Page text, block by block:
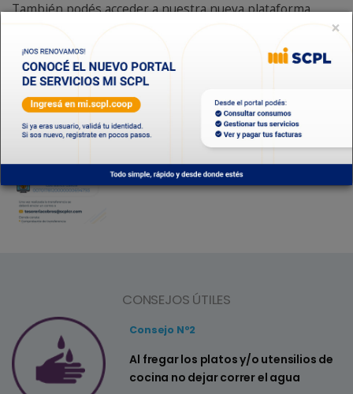
También podés acceder a nuestra nueva plataforma
GALERÍA DE IMÁGENES
CONSEJOS ÚTILES
Consejo Nº2
Al fregar los platos y/o utensilios de
cocina no dejar correr el agua
×